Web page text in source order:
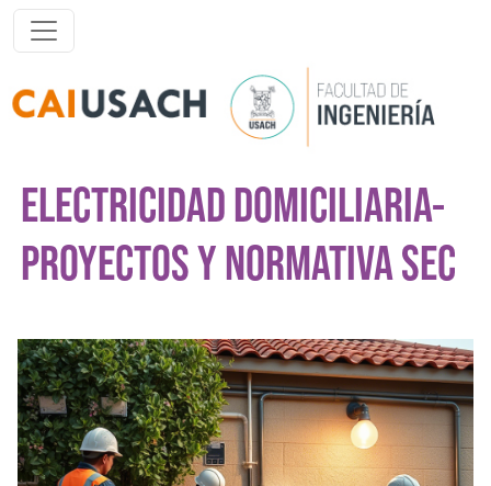
Pasar al contenido principal
ELECTRICIDAD DOMICILIARIA-
PROYECTOS Y NORMATIVA SEC
Imagen del curso